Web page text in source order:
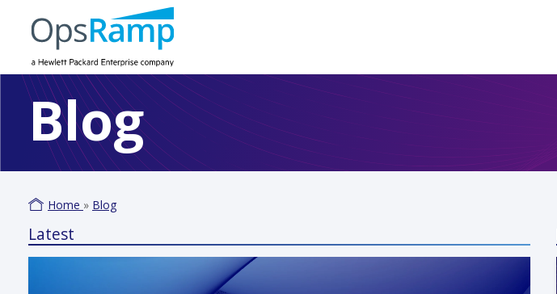
Blog
Home » Blog
Latest